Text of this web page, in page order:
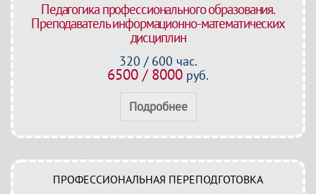
Педагогика профессионального образования.
Преподаватель информационно-математических
дисциплин
320 / 600 час.
6500 / 8000 руб.
Подробнее
ПРОФЕССИОНАЛЬНАЯ ПЕРЕПОДГОТОВКА